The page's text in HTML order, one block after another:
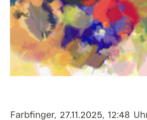
Farbfinger, 27.11.2025, 12:48